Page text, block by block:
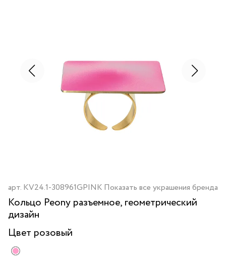
арт. KV24.1-308961GPINK Показать все украшения бренда
Кольцо Peony разъемное, геометрический
дизайн
Цвет розовый